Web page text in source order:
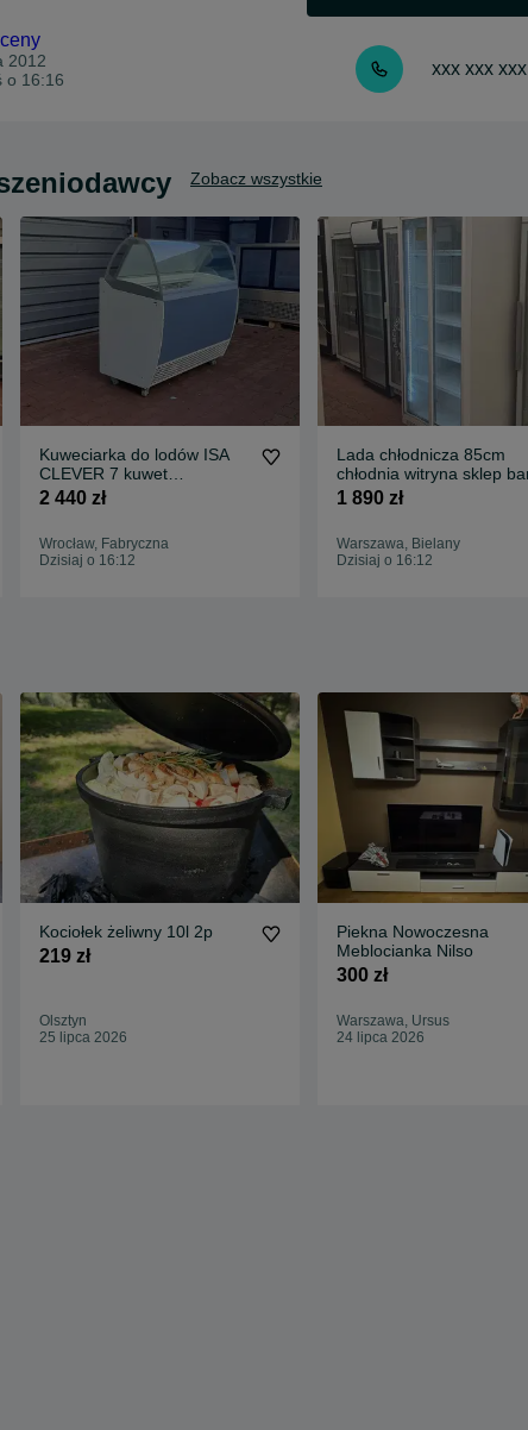
2012
o 16:16
xxx xxx xxx
Zobacz wszystkie
Kuweciarka do lodów ISA
CLEVER 7 kuwet
konserwator witryna
na lody gałkowe
2 440 zł
Wrocław, Fabryczna
Dzisiaj o 16:12
Lada chłodnicza 85cm
chłodnia witryna sklep
gastro lodówka DOSTAWA
1 890 zł
Warszawa, Bielany
Dzisiaj o 16:12
Kociołek żeliwny 10l 2p
219 zł
Olsztyn
25 lipca 2026
Piekna Nowoczesna
Meblocianka Nilso
300 zł
Warszawa, Ursus
24 lipca 2026